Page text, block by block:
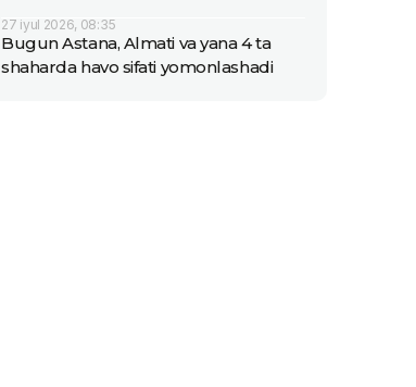
27 iyul 2026, 08:35
Bugun Astana, Almati va yana 4 ta
shaharda havo sifati yomonlashadi